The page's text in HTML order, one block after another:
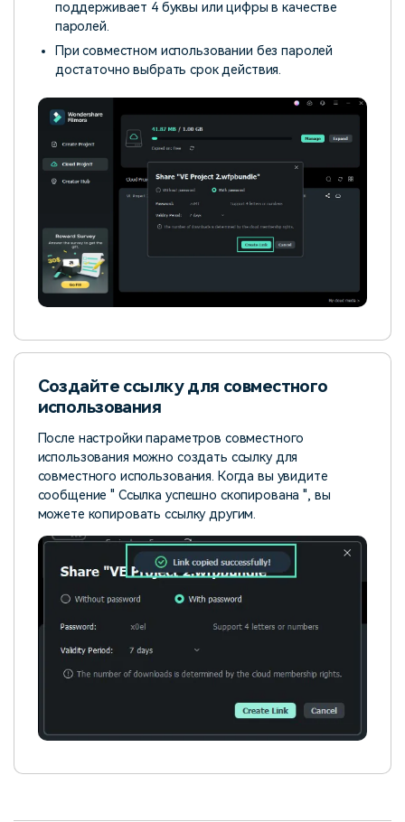
поддерживает 4 буквы или цифры в качестве
паролей.
При совместном использовании без паролей
достаточно выбрать срок действия.
Создайте ссылку для совместного
использования
После настройки параметров совместного
использования можно создать ссылку для
совместного использования. Когда вы увидите
сообщение " Ссылка успешно скопирована ", вы
можете копировать ссылку другим.